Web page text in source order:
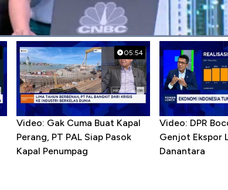
05:54
Video: Gak Cuma Buat Kapal
Perang, PT PAL Siap Pasok
Kapal Penumpag
Video: DPR
Genjot Ekspor
Danantara